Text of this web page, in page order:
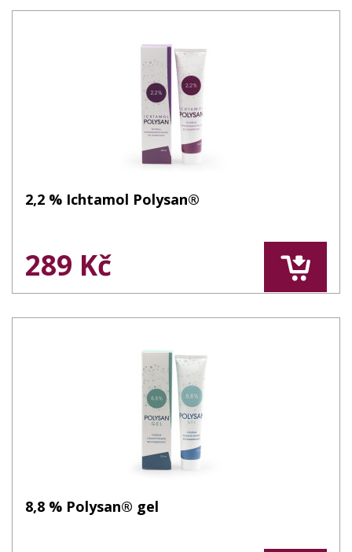
2,2 % Ichtamol Polysan®
289 Kč
8,8 % Polysan® gel